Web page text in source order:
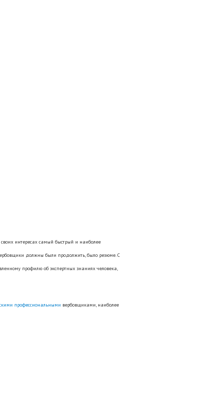
интересах самый быстрый и наиболее
должны были продолжить, было резюме. С
профилю об экспертных знаниях человека,
профессиональными вербовщиками, наиболее